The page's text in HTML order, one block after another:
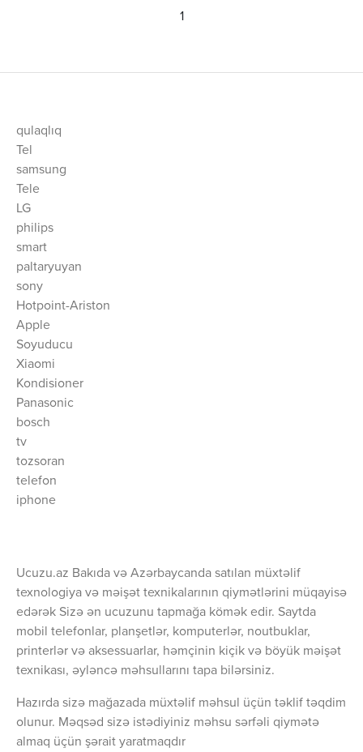
1
qulaqlıq
Tel
samsung
Tele
LG
philips
smart
paltaryuyan
sony
Hotpoint-Ariston
Apple
Soyuducu
Xiaomi
Kondisioner
Panasonic
bosch
tv
tozsoran
telefon
iphone
Ucuzu.az Bakıda və Azərbaycanda satılan müxtəlif
texnologiya və məişət texnikalarının qiymətlərini müqayisə
edərək Sizə ən ucuzunu tapmağa kömək edir. Saytda
mobil telefonlar, planşetlər, komputerlər, noutbuklar,
printerlər və aksessuarlar, həmçinin kiçik və böyük məişət
texnikası, əyləncə məhsullarını tapa bilərsiniz.
Hazırda sizə mağazada müxtəlif məhsul üçün təklif təqdim
olunur. Məqsəd sizə istədiyiniz məhsu sərfəli qiymətə
almaq üçün şərait yaratmaqdır